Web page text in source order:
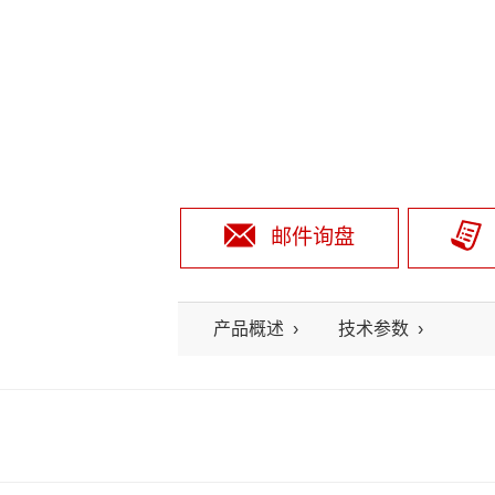
邮件询盘
产品概述 技术参数